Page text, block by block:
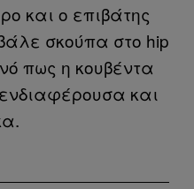
και ο επιβάτης
σκούπα στο hip
πως η κουβέντα
και